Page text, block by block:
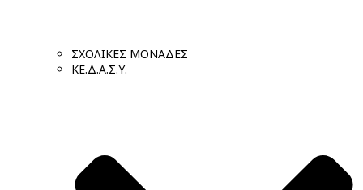
ΣΧΟΛΙΚΕΣ ΜΟΝΑΔΕΣ
ΚΕ.Δ.Α.Σ.Υ.